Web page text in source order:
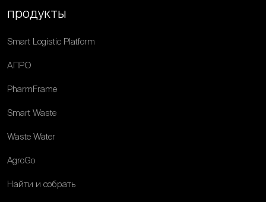
продукты
Smart Logistic Platform
АПРО
PharmFrame
Smart Waste
Waste Water
AgroGo
Найти и собрать